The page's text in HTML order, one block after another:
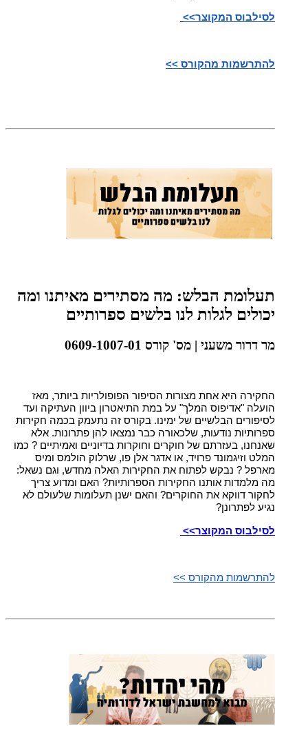
לסילבוס המקוצר>>
להתרשמות מהקורס >>
תעלומת הבלש: מה מסתירים מאיתנו ומה
יכולים לגלות לנו בלשים ספרותיים
מר דרור משעני | מס' קורס 0609-1007-01
החקירה היא אחת מצורות הסיפור הפופולריות ביותר, מאז
הועלה "אדיפוס המלך" על במת התיאטרון ביוון העתיקה ועד
לסיפורים הבלשיים של ימינו. בקורס זה נתעמק בכמה חקירות
ספרותיות נודעות, שלכאורה כבר נמצאו להן פתרונות. אלא
שאנחנו, בעזרתם של חוקרים וחוקרות בדיוניים ואמיתיים ? כמו
המלט וזיגמונד פרויד, או אדגר אלן פו, שרלוק הולמס ומיס
מארפל ? נבקש לפתוח את החקירות האלה מחדש, וגם נשאל:
מה מלמדות אותנו החקירות הספרותיות? האם ומדוע צריך
לחקור דווקא את החוקרים? והאם ישנן תעלומות שלעולם לא
נגיע לפתרונן?
לסילבוס המקוצר>>
להתרשמות מהקורס >>